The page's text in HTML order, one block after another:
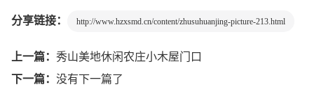
分享链接： http://www.hzxsmd.cn/content/zhusuhuanjing-picture-213.html
上一篇： 秀山美地休闲农庄小木屋门口
下一篇： 没有下一篇了